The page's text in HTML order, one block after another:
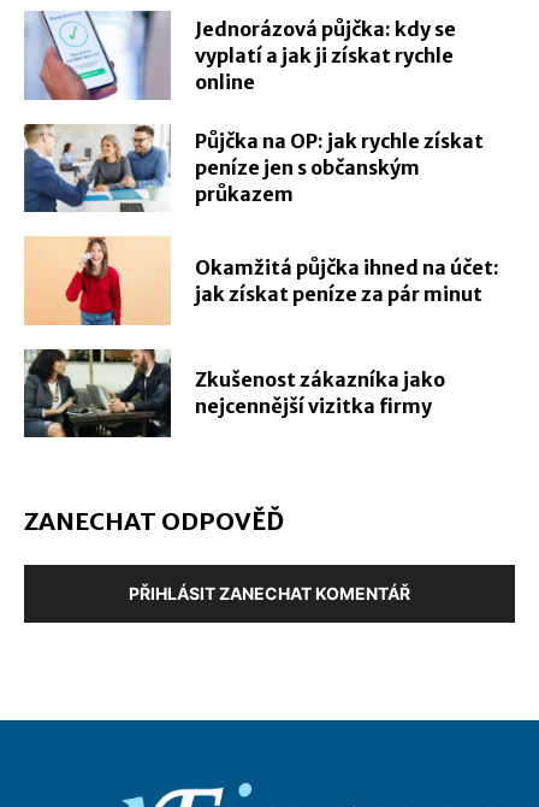
Jednorázová půjčka: kdy se
vyplatí a jak ji získat rychle
online
Půjčka na OP: jak rychle získat
peníze jen s občanským
průkazem
Okamžitá půjčka ihned na účet:
jak získat peníze za pár minut
Zkušenost zákazníka jako
nejcennější vizitka firmy
ZANECHAT ODPOVĚĎ
PŘIHLÁSIT ZANECHAT KOMENTÁŘ